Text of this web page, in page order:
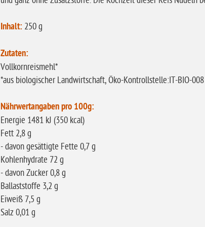
Inhalt: 250 g
Zutaten:
Vollkornreismehl*
*aus biologischer Landwirtschaft, Öko-Kontrollstelle:IT-BIO-008
Nährwertangaben pro 100g:
Energie 1481 kJ (350 kcal)
Fett 2,8 g
- davon gesättigte Fette 0,7 g
Kohlenhydrate 72 g
- davon Zucker 0,8 g
Ballaststoffe 3,2 g
Eiweiß 7,5 g
Salz 0,01 g